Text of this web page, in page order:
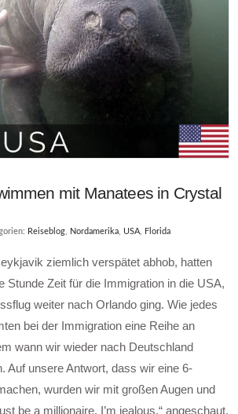
mit Manatees in Crystal
Reiseblog, Nordamerika, USA, Florida
ziemlich verspätet abhob, hatten
Stunde Zeit für die Immigration in die USA,
weiter nach Orlando ging. Wie jedes
bei der Immigration eine Reihe an
wann wir wieder nach Deutschland
Auf unsere Antwort, dass wir eine 6-
wurden wir mit großen Augen und
be a millionaire. I’m jealous.“ angeschaut.